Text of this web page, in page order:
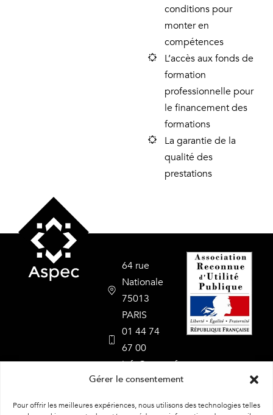
Gérer le consentement
Pour offrir les meilleures expériences, nous utilisons des technologies telles
conditions pour
monter en
compétences
L’accès aux fonds de
formation
professionnelle pour
le financement des
formations
La garantie de la
qualité des
prestations
64 rue
Nationale
75013
PARIS
01 44 74
67 00
info@aspec.fr
formations